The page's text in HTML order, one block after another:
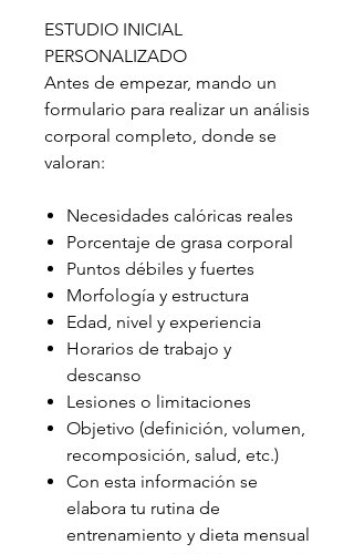
ESTUDIO INICIAL
PERSONALIZADO
Antes de empezar, mando un
formulario para realizar un análisis
corporal completo, donde se
valoran:
Necesidades calóricas reales
Porcentaje de grasa corporal
Puntos débiles y fuertes
Morfología y estructura
Edad, nivel y experiencia
Horarios de trabajo y
descanso
Lesiones o limitaciones
Objetivo (definición, volumen,
recomposición, salud, etc.)
Con esta información se
elabora tu rutina de
entrenamiento y dieta mensual